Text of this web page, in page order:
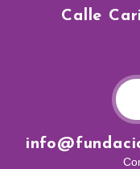
Calle